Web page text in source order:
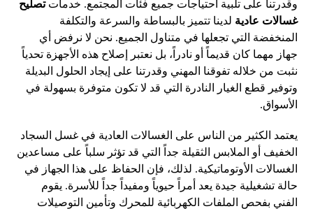
وقدرتنا على تلبية احتياجات جميع فئات المجتمع. خدماتتصليح
غسالات عادية لدينا تتميز بالبساطة والسرعة والتكلفة
المنخفضة التي تجعلها في متناول الجميع. نحن لا نرفض أي
جهاز مهما كان قديماً أو نادراً، بل نعتبر إصلاح هذه الأجهزة تحدياً
نثبت من خلاله تفوقنا المهني وقدرتنا على إيجاد الحلول البديلة
وتوفير قطع الغيار النادرة التي قد لا تكون متوفرة بسهولة في
الأسواق.
يعتمد الكثير من الناس على الغسالات العادية في غسل السجاد
الخفيف أو الملابس الثقيلة جداً التي قد تؤثر سلباً على مساعدين
الغسالات الأوتوماتيكية. لذلك، فإن الحفاظ على هذا الجهاز في
حالة تشغيلية جيدة يعد أمراً حيوياً ومفيداً جداً للأسرة. يقوم
الفني بفحص الملفات الكهربائية للمحرك وتأمين التوصيلات